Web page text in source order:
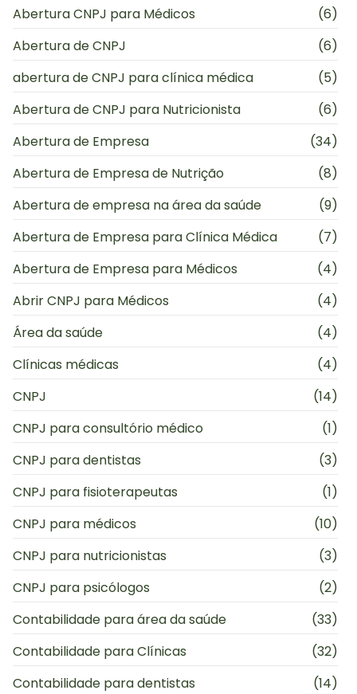
Abertura CNPJ para Médicos
(6)
Abertura de CNPJ
(6)
abertura de CNPJ para clínica médica
(5)
Abertura de CNPJ para Nutricionista
(6)
Abertura de Empresa
(34)
Abertura de Empresa de Nutrição
(8)
Abertura de empresa na área da saúde
(9)
Abertura de Empresa para Clínica Médica
(7)
Abertura de Empresa para Médicos
(4)
Abrir CNPJ para Médicos
(4)
Área da saúde
(4)
Clínicas médicas
(4)
CNPJ
(14)
CNPJ para consultório médico
(1)
CNPJ para dentistas
(3)
CNPJ para fisioterapeutas
(1)
CNPJ para médicos
(10)
CNPJ para nutricionistas
(3)
CNPJ para psicólogos
(2)
Contabilidade para área da saúde
(33)
Contabilidade para Clínicas
(32)
Contabilidade para dentistas
(14)